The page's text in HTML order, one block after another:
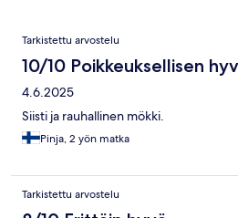
Arvostelut
Tarkistettu arvostelu
10/10 Poikkeuksellisen
4.6.2025
Siisti ja rauhallinen mökki.
Pinja, 2 yön matka
Tarkistettu arvostelu